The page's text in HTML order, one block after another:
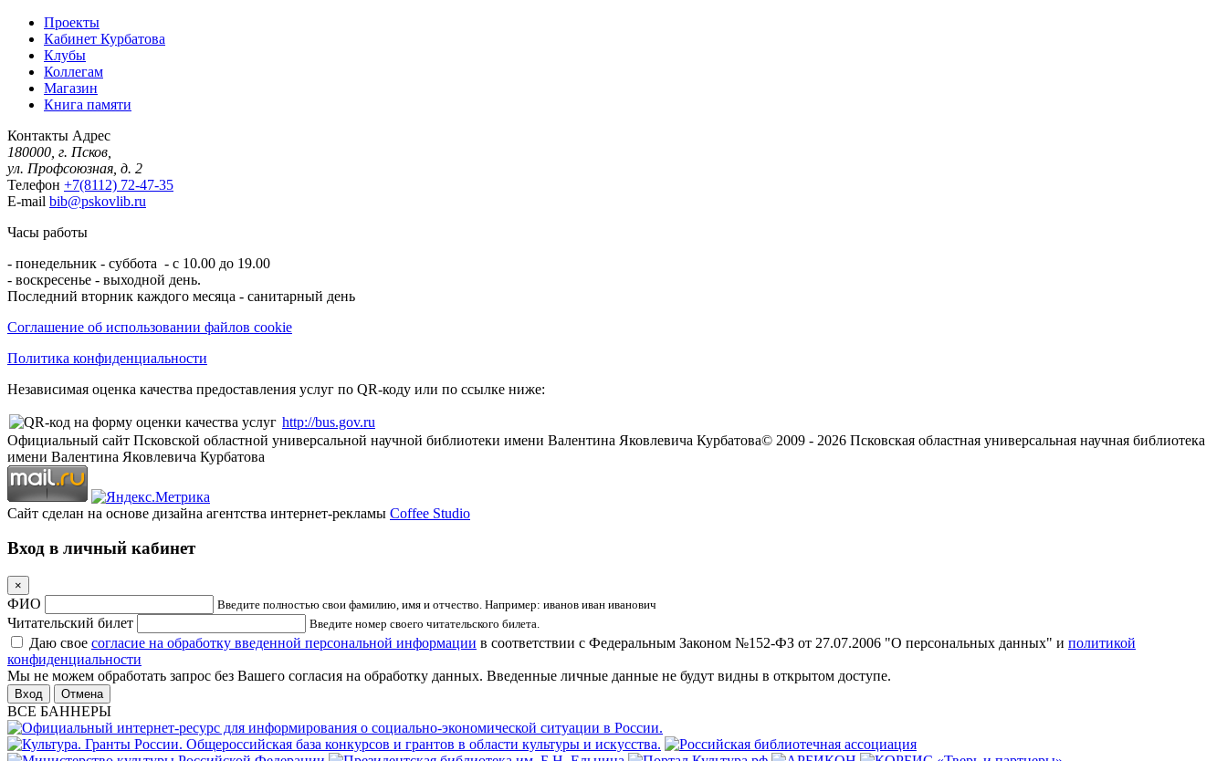
Проекты
Кабинет Курбатова
Клубы
Коллегам
Магазин
Книга памяти
Контакты Адрес
180000, г. Псков,
ул. Профсоюзная, д. 2
Телефон +7(8112) 72-47-35
E-mail bib@pskovlib.ru
Часы работы
- понедельник - суббота - с 10.00 до 19.00
- воскресенье - выходной день.
Последний вторник каждого месяца - санитарный день
Соглашение об использовании файлов cookie
Политика конфиденциальности
Независимая оценка качества предоставления услуг по QR-коду или по ссылке ниже:
http://bus.gov.ru
Официальный сайт Псковской областной универсальной научной библиотеки имени Валентина Яковлевича Курбатова© 2009 - 2026 Псковская областная универсальная научная библиотека
имени Валентина Яковлевича Курбатова
Сайт сделан на основе дизайна агентства интернет-рекламы Coffee Studio
Вход в личный кабинет
×
ФИО Введите полностью свои фамилию, имя и отчество. Например: иванов иван иванович
Читательский билет Введите номер своего читательского билета.
Даю свое согласие на обработку введенной персональной информации в соответствии с Федеральным Законом №152-ФЗ от 27.07.2006 "О персональных данных" и политикой
конфиденциальности
Мы не можем обработать запрос без Вашего согласия на обработку данных. Введенные личные данные не будут видны в открытом доступе.
Отмена
ВСЕ БАННЕРЫ